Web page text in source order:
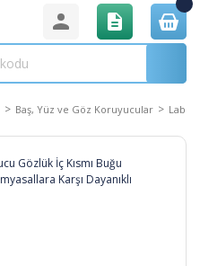
Baş, Yüz ve Göz Koruyucular